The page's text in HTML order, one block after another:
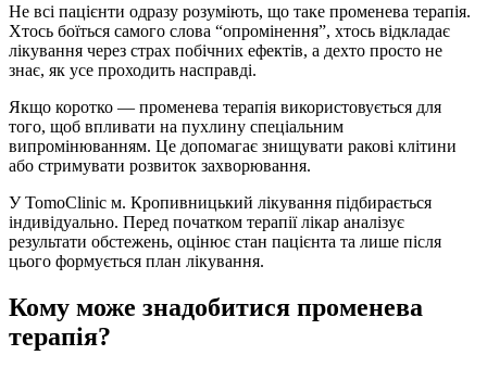
Не всі пацієнти одразу розуміють, що таке променева терапія.
Хтось боїться самого слова “опромінення”, хтось відкладає
лікування через страх побічних ефектів, а дехто просто не
знає, як усе проходить насправді.
Якщо коротко — променева терапія використовується для
того, щоб впливати на пухлину спеціальним
випромінюванням. Це допомагає знищувати ракові клітини
або стримувати розвиток захворювання.
У TomoClinic м. Кропивницький лікування підбирається
індивідуально. Перед початком терапії лікар аналізує
результати обстежень, оцінює стан пацієнта та лише після
цього формується план лікування.
Кому може знадобитися променева
терапія?